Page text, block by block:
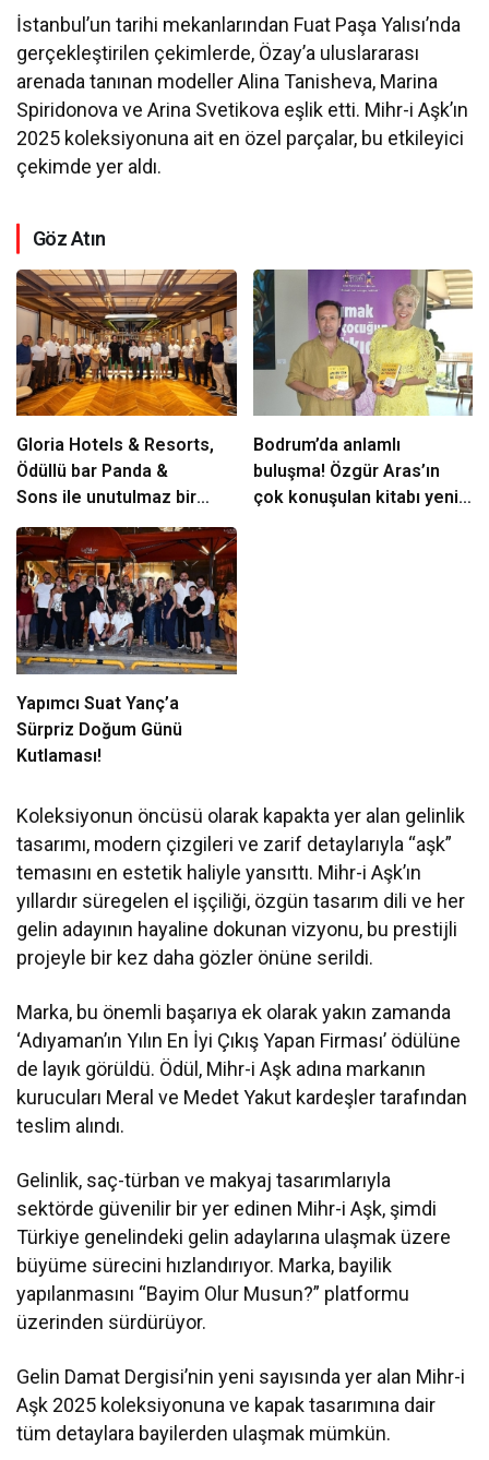
İstanbul’un tarihi mekanlarından Fuat Paşa Yalısı’nda
gerçekleştirilen çekimlerde, Özay’a uluslararası
arenada tanınan modeller Alina Tanisheva, Marina
Spiridonova ve Arina Svetikova eşlik etti. Mihr-i Aşk’ın
2025 koleksiyonuna ait en özel parçalar, bu etkileyici
çekimde yer aldı.
Göz Atın
Gloria Hotels & Resorts,
Ödüllü bar Panda &
Sons ile unutulmaz bir
Miksoloji Gecesine İmza
Attı
Bodrum’da anlamlı
buluşma! Özgür Aras’ın
çok konuşulan kitabı yeni
Yapımcı Suat Yanç’a
Sürpriz Doğum Günü
Kutlaması!
Koleksiyonun öncüsü olarak kapakta yer alan gelinlik
tasarımı, modern çizgileri ve zarif detaylarıyla “aşk”
temasını en estetik haliyle yansıttı. Mihr-i Aşk’ın
yıllardır süregelen el işçiliği, özgün tasarım dili ve her
gelin adayının hayaline dokunan vizyonu, bu prestijli
projeyle bir kez daha gözler önüne serildi.
Marka, bu önemli başarıya ek olarak yakın zamanda
‘Adıyaman’ın Yılın En İyi Çıkış Yapan Firması’ ödülüne
de layık görüldü. Ödül, Mihr-i Aşk adına markanın
kurucuları Meral ve Medet Yakut kardeşler tarafından
teslim alındı.
Gelinlik, saç-türban ve makyaj tasarımlarıyla
sektörde güvenilir bir yer edinen Mihr-i Aşk, şimdi
Türkiye genelindeki gelin adaylarına ulaşmak üzere
büyüme sürecini hızlandırıyor. Marka, bayilik
yapılanmasını “Bayim Olur Musun?” platformu
üzerinden sürdürüyor.
Gelin Damat Dergisi’nin yeni sayısında yer alan Mihr-i
Aşk 2025 koleksiyonuna ve kapak tasarımına dair
tüm detaylara bayilerden ulaşmak mümkün.